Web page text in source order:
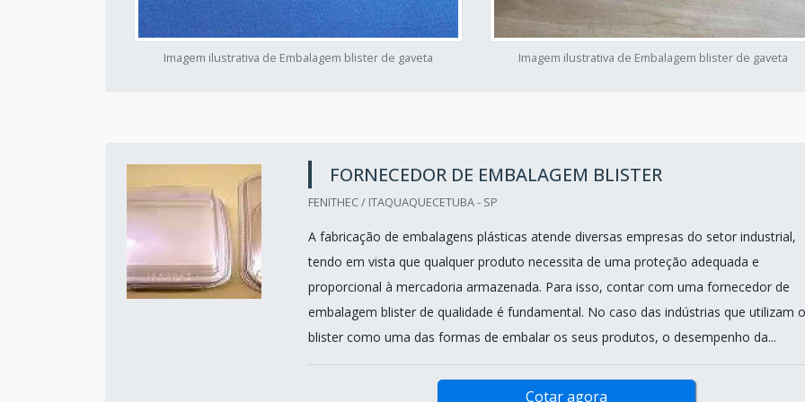
Imagem ilustrativa de Embalagem blister de gaveta Imagem ilustrativa de Embalagem blister de gaveta
FORNECEDOR DE EMBALAGEM BLISTER
FENITHEC / ITAQUAQUECETUBA - SP
A fabricação de embalagens plásticas atende diversas empresas do setor industrial,
tendo em vista que qualquer produto necessita de uma proteção adequada e
proporcional à mercadoria armazenada. Para isso, contar com uma fornecedor de
embalagem blister de qualidade é fundamental. No caso das indústrias que utilizam o
blister como uma das formas de embalar os seus produtos, o desempenho da...
Cotar agora